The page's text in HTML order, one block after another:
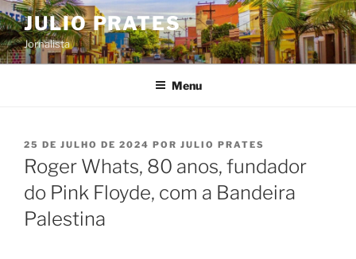
Pular
para
o
conteúdo
JULIO PRATES
Jornalista
Menu
PUBLICADO
EM
25 DE JULHO DE 2024 POR JULIO PRATES
Roger Whats, 80 anos, fundador
do Pink Floyde, com a Bandeira
Palestina